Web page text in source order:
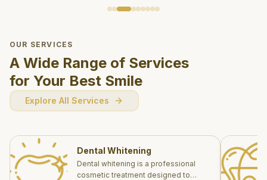
OUR SERVICES
A Wide Range of Services
for Your Best Smile
Explore All Services
Dental Whitening
Dental whitening is a professional
cosmetic treatment designed to